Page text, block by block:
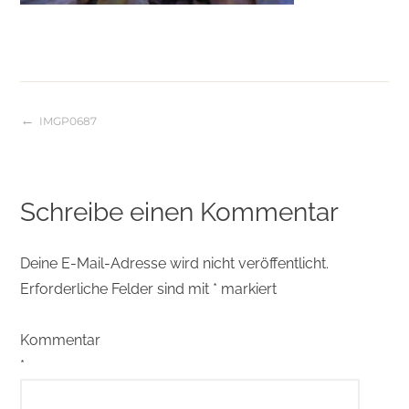
Beitragsnavigation
IMGP0687
Schreibe einen Kommentar
Deine E-Mail-Adresse wird nicht veröffentlicht.
Erforderliche Felder sind mit * markiert
Kommentar
*